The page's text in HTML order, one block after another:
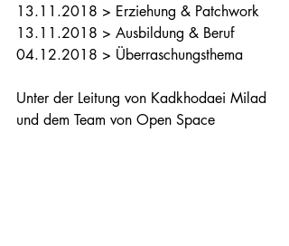
13.11.2018 > Erziehung & Patchwork
13.11.2018 > Ausbildung & Beruf
04.12.2018 > Überraschungsthema
Unter der Leitung von Kadkhodaei Milad
und dem Team von Open Space